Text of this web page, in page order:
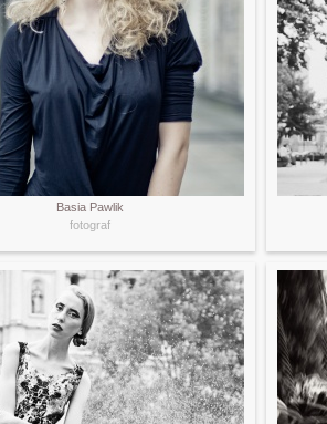
Basia Pawlik
fotograf